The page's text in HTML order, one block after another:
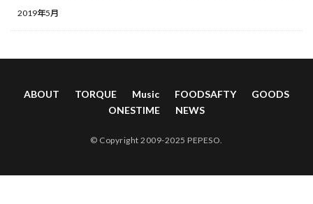
2019年5月
ABOUT TORQUE Music FOODSAFTY
GOODS
ONESTIME
NEWS
© Copyright 2009-2025 PEPESO.